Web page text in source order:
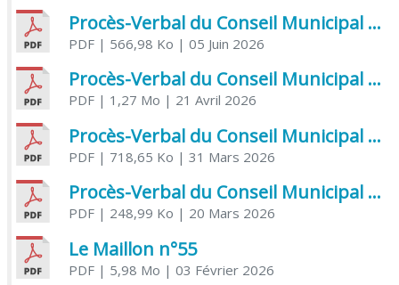
Procès-Verbal du Conseil Municipal du 5 juin 2026
PDF| 566,98 Ko | 05 Juin 2026
Procès-Verbal du Conseil Municipal du 21 avril 2026
PDF| 1,27 Mo | 21 Avril 2026
Procès-Verbal du Conseil Municipal du 31 mars 2026
PDF| 718,65 Ko | 31 Mars 2026
Procès-Verbal du Conseil Municipal du 20 mars 2026
PDF| 248,99 Ko | 20 Mars 2026
Le Maillon n°55
PDF| 5,98 Mo | 03 Février 2026